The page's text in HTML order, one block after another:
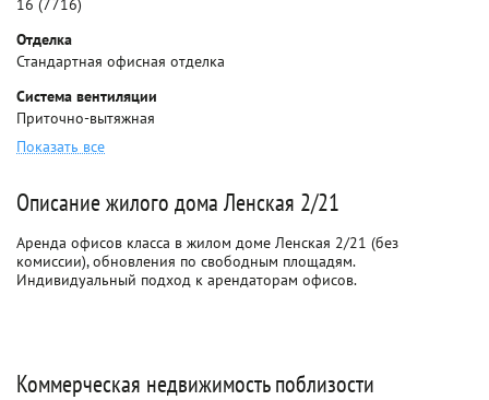
16 (7716)
Отделка
Стандартная офисная отделка
Система вентиляции
Приточно-вытяжная
Показать все
Описание жилого дома Ленская 2/21
Аренда офисов класса в жилом доме Ленская 2/21 (без
комиссии), обновления по свободным площадям.
Индивидуальный подход к арендаторам офисов.
Коммерческая недвижимость поблизости